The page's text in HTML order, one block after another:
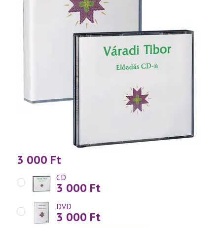
3 000 Ft
CD
3 000 Ft
DVD
3 000 Ft